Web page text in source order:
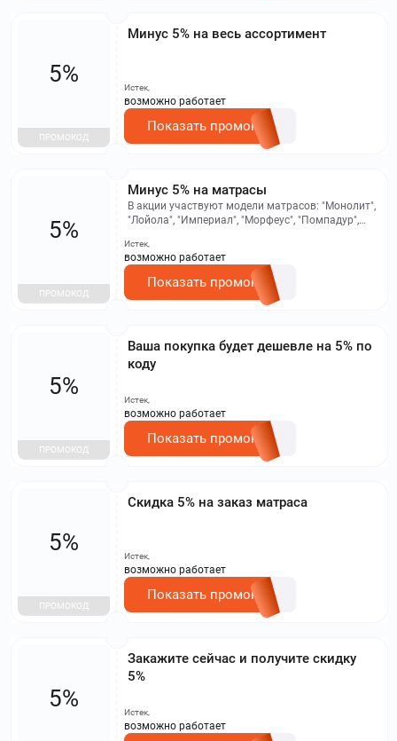
Симпл», «Комфорт Био», «Комфорт Кокос»,
Минус 5% на весь ассортимент
5%
ПРОМОКОД
Истек,
возможно работает
Показать промокод
Минус 5% на матрасы
В акции участвуют модели матрасов: "Монолит",
"Лойола", "Империал", "Морфеус", "Помпадур",
"Сапфир".
5%
ПРОМОКОД
Истек,
возможно работает
Показать промокод
Ваша покупка будет дешевле на 5% по
коду
5%
ПРОМОКОД
Истек,
возможно работает
Показать промокод
Скидка 5% на заказ матраса
5%
ПРОМОКОД
Истек,
возможно работает
Показать промокод
Закажите сейчас и получите скидку
5%
5%
Истек,
возможно работает